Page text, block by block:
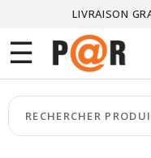
LIVRAISON
☰
Menu
CATÉGORIES
keyboard_arrow_right